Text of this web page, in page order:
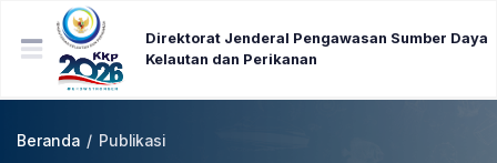
Direktorat Jenderal Pengawasan Sumber Daya
Kelautan dan Perikanan
Beranda / Publikasi